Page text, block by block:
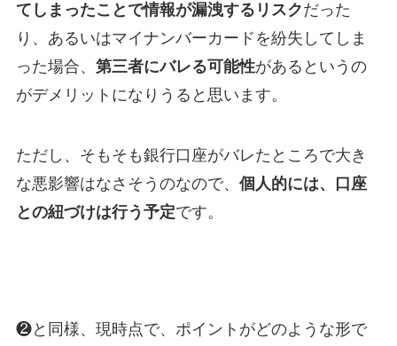
てしまったことで情報が漏洩するリスクだった
り、あるいはマイナンバーカードを紛失してしま
った場合、 第三者にバレる可能性があるというの
がデメリットになりうると思います。
ただし、そもそも銀行口座がバレたところで大き
な悪影響はなさそうのなので、 個人的には、口座
との紐づけは行う予定です。
❷と同様、現時点で、ポイントがどのような形で